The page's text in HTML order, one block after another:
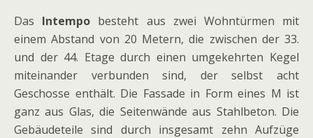
Das Intempo besteht aus zwei Wohntürmen mit
einem Abstand von 20 Metern, die zwischen der 33.
und der 44. Etage durch einen umgekehrten Kegel
miteinander verbunden sind, der selbst acht
Geschosse enthält. Die Fassade in Form eines M ist
ganz aus Glas, die Seitenwände aus Stahlbeton. Die
Gebäudeteile sind durch insgesamt zehn Aufzüge